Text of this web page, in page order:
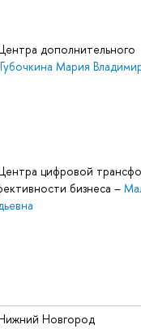
дополнительного
Губочкина Мария
цифровой
бизнеса –
Новгород